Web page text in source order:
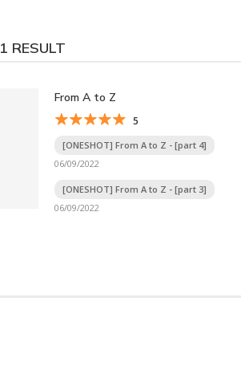
1 RESULT
From A to Z
5
[ONESHOT] From A to Z - [part 4]
06/09/2022
[ONESHOT] From A to Z - [part 3]
06/09/2022